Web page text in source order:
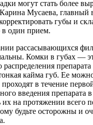
могут стать более
Мусаева, главный
губы и
в один прием.
рассасывающихся
Комки в губах —
распределения
кайма губ. Ее
в течение
введения препарата
их на протяжении всего
будьте осторожны и